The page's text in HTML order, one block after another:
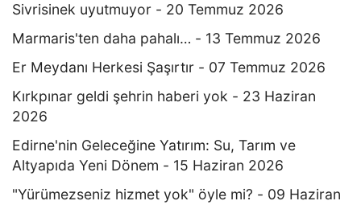
Sivrisinek uyutmuyor - 20 Temmuz 2026
Marmaris'ten daha pahalı… - 13 Temmuz 2026
Er Meydanı Herkesi Şaşırtır - 07 Temmuz 2026
Kırkpınar geldi şehrin haberi yok - 23 Haziran
2026
Edirne'nin Geleceğine Yatırım: Su, Tarım ve
Altyapıda Yeni Dönem - 15 Haziran 2026
"Yürümezseniz hizmet yok" öyle mi? - 09 Haziran